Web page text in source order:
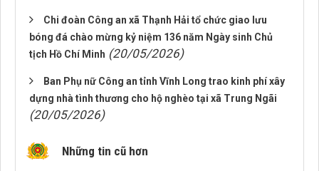
Chi đoàn Công an xã Thạnh Hải tổ chức giao lưu
bóng đá chào mừng kỷ niệm 136 năm Ngày sinh Chủ
tịch Hồ Chí Minh (20/05/2026)
Ban Phụ nữ Công an tỉnh Vĩnh Long trao kinh phí xây
dựng nhà tình thương cho hộ nghèo tại xã Trung Ngãi
(20/05/2026)
Những tin cũ hơn